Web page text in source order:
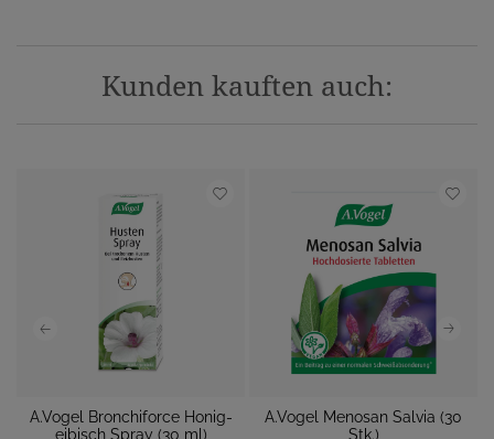
Kunden kauften auch:
A.Vogel Bronchiforce Honig-
eibisch Spray (30 ml)
A.Vogel Menosan Salvia (30
Stk.)